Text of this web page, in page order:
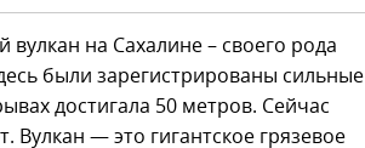
на Сахалине – своего рода
были зарегистрированы сильные
достигала 50 метров. Сейчас
Вулкан — это гигантское грязевое